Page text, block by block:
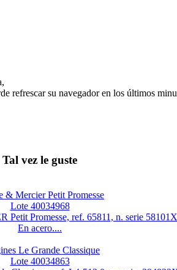
refrescar su navegador en los últimos
Tal vez le guste
& Mercier Petit Promesse
Lote 40034968
Promesse, ref. 65811, n. serie
En acero....
Le Grande Classique
Lote 40034863